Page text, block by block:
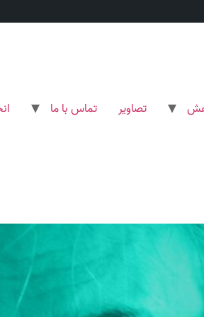
تصاویر تماس با ما